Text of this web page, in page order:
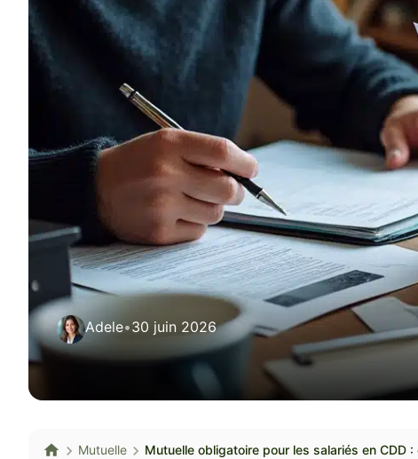
Adele•30 juin 2026
Mutuelle Mutuelle obligatoire pour les salariés en CDD